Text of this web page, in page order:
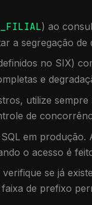
) ao
a segregação de
no SIX)
e
utilize
de
em produção.
o acesso é
se já
de prefixo